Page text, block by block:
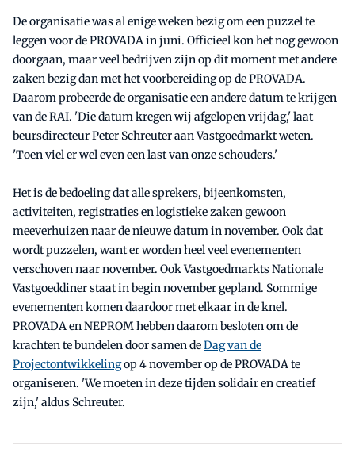
De organisatie was al enige weken bezig om een puzzel te
leggen voor de PROVADA in juni. Officieel kon het nog gewoon
doorgaan, maar veel bedrijven zijn op dit moment met andere
zaken bezig dan met het voorbereiding op de PROVADA.
Daarom probeerde de organisatie een andere datum te krijgen
van de RAI. 'Die datum kregen wij afgelopen vrijdag,' laat
beursdirecteur Peter Schreuter aan Vastgoedmarkt weten.
'Toen viel er wel even een last van onze schouders.'
Het is de bedoeling dat alle sprekers, bijeenkomsten,
activiteiten, registraties en logistieke zaken gewoon
meeverhuizen naar de nieuwe datum in november. Ook dat
wordt puzzelen, want er worden heel veel evenementen
verschoven naar november. Ook Vastgoedmarkts Nationale
Vastgoeddiner staat in begin november gepland. Sommige
evenementen komen daardoor met elkaar in de knel.
PROVADA en NEPROM hebben daarom besloten om de
krachten te bundelen door samen deDag van de
Projectontwikkelingop 4 november op de PROVADA te
organiseren. 'We moeten in deze tijden solidair en creatief
zijn,' aldus Schreuter.